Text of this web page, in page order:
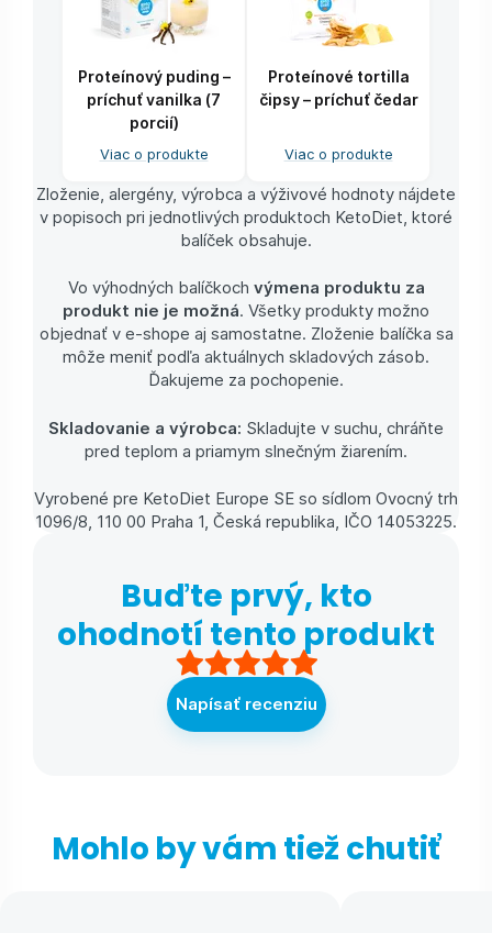
Proteínový puding –
príchuť vanilka (7
porcií)
Viac o produkte
Proteínové tortilla
čipsy – príchuť čedar
Viac o produkte
Zloženie, alergény, výrobca a výživové hodnoty nájdete
v popisoch pri jednotlivých produktoch KetoDiet, ktoré
balíček obsahuje.
Vo výhodných balíčkoch výmena produktu za
produkt nie je možná. Všetky produkty možno
objednať v e-shope aj samostatne. Zloženie balíčka sa
môže meniť podľa aktuálnych skladových zásob.
Ďakujeme za pochopenie.
Skladovanie a výrobca: Skladujte v suchu, chráňte
pred teplom a priamym slnečným žiarením.
Vyrobené pre KetoDiet Europe SE so sídlom Ovocný trh
1096/8, 110 00 Praha 1, Česká republika, IČO 14053225.
Buďte prvý, kto
ohodnotí tento produkt
Napísať recenziu
Mohlo by vám tiež chutiť